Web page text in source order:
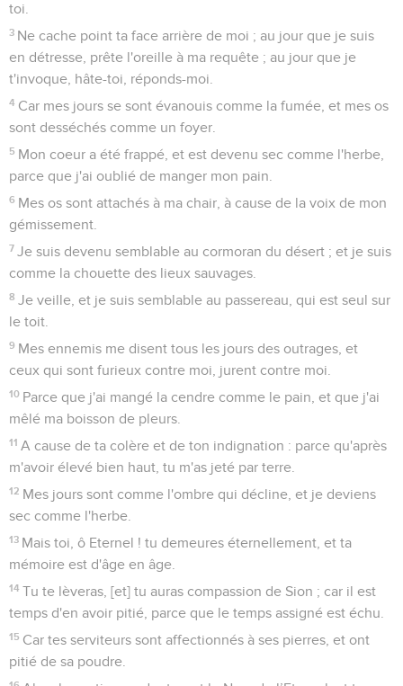
toi.
3 Ne cache point ta face arrière de moi ; au jour que je suis
en détresse, prête l'oreille à ma requête ; au jour que je
t'invoque, hâte-toi, réponds-moi.
4 Car mes jours se sont évanouis comme la fumée, et mes os
sont desséchés comme un foyer.
5 Mon coeur a été frappé, et est devenu sec comme l'herbe,
parce que j'ai oublié de manger mon pain.
6 Mes os sont attachés à ma chair, à cause de la voix de mon
gémissement.
7 Je suis devenu semblable au cormoran du désert ; et je suis
comme la chouette des lieux sauvages.
8 Je veille, et je suis semblable au passereau, qui est seul sur
le toit.
9 Mes ennemis me disent tous les jours des outrages, et
ceux qui sont furieux contre moi, jurent contre moi.
10 Parce que j'ai mangé la cendre comme le pain, et que j'ai
mêlé ma boisson de pleurs.
11 A cause de ta colère et de ton indignation : parce qu'après
m'avoir élevé bien haut, tu m'as jeté par terre.
12 Mes jours sont comme l'ombre qui décline, et je deviens
sec comme l'herbe.
13 Mais toi, ô Eternel ! tu demeures éternellement, et ta
mémoire est d'âge en âge.
14 Tu te lèveras, [et] tu auras compassion de Sion ; car il est
temps d'en avoir pitié, parce que le temps assigné est échu.
15 Car tes serviteurs sont affectionnés à ses pierres, et ont
pitié de sa poudre.